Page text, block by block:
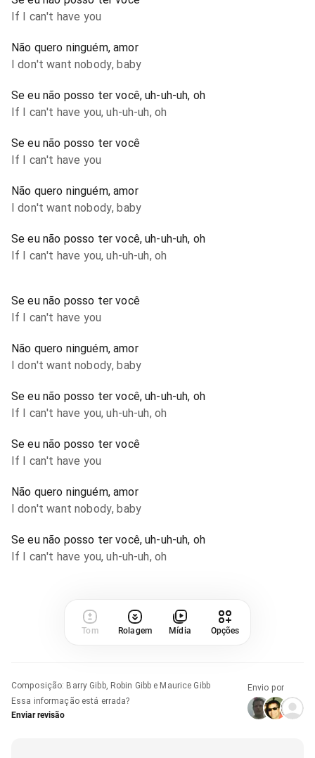
If I can't have you
Não quero ninguém, amor
I don't want nobody, baby
Se eu não posso ter você, uh-uh-uh, oh
If I can't have you, uh-uh-uh, oh
Se eu não posso ter você
If I can't have you
Não quero ninguém, amor
I don't want nobody, baby
Se eu não posso ter você, uh-uh-uh, oh
If I can't have you, uh-uh-uh, oh
Se eu não posso ter você
If I can't have you
Não quero ninguém, amor
I don't want nobody, baby
Se eu não posso ter você, uh-uh-uh, oh
If I can't have you, uh-uh-uh, oh
Se eu não posso ter você
If I can't have you
Não quero ninguém, amor
I don't want nobody, baby
Se eu não posso ter você, uh-uh-uh, oh
If I can't have you, uh-uh-uh, oh
Tom Rolagem Mídia Opções
Composição: Barry Gibb, Robin Gibb e Maurice Gibb
Essa informação está errada?
Enviar revisão
Envio por